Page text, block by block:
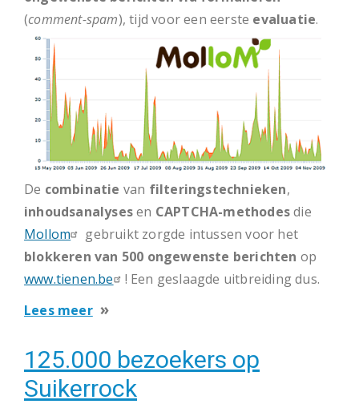
(comment-spam), tijd voor een eerste evaluatie.
De combinatie van filteringstechnieken,
inhoudsanalysesen CAPTCHA-methodesdie
Mollom
gebruikt zorgde intussen voor het
blokkeren van 500 ongewenste berichten op
www.tienen.be
! Een geslaagde uitbreiding dus.
Lees meerover
Mollom
Captcha's
op
125.000 bezoekers op
Suikerrock